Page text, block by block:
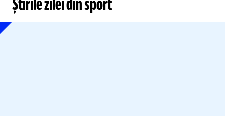
Știrile zilei din sport